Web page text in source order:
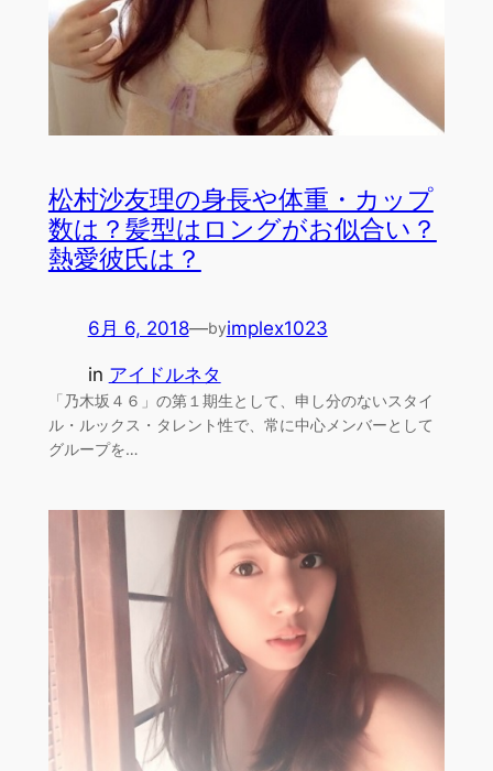
松村沙友理の身長や体重・カップ
数は？髪型はロングがお似合い？
熱愛彼氏は？
6月 6, 2018—byimplex1023
in アイドルネタ
「乃木坂４６」の第１期生として、申し分のないスタイ
ル・ルックス・タレント性で、常に中心メンバーとして
グループを…